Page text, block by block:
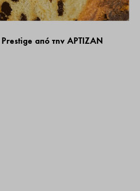
από την ΑΡΤΙΖΑΝ